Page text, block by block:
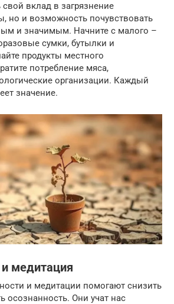
вклад в загрязнение
но и возможность почувствовать
и значимым. Начните с малого –
сумки, бутылки и
продукты местного
потребление мяса,
организации. Каждый
значение.
медитация
и медитации помогают снизить
осознанность. Они учат нас